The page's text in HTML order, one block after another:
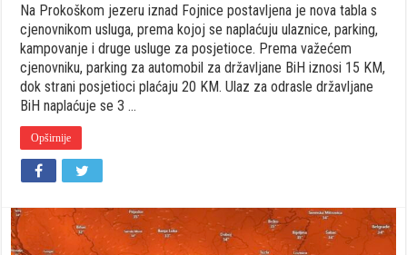
cjenovnik
za
Prokoško
jezero:
Evo
ko
neće
Na Prokoškom jezeru iznad Fojnice postavljena je nova tabla s
cjenovnikom usluga, prema kojoj se naplaćuju ulaznice, parking,
kampovanje i druge usluge za posjetioce. Prema važećem
cjenovniku, parking za automobil za državljane BiH iznosi 15 KM,
dok strani posjetioci plaćaju 20 KM. Ulaz za odrasle državljane
BiH naplaćuje se 3 …
Opširnije